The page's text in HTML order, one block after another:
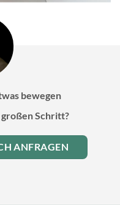
bewegen
Schritt?
ANFRAGEN